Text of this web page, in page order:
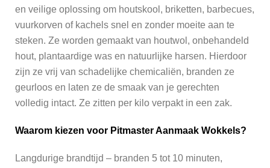
en veilige oplossing om houtskool, briketten, barbecues,
vuurkorven of kachels snel en zonder moeite aan te
steken. Ze worden gemaakt van houtwol, onbehandeld
hout, plantaardige was en natuurlijke harsen. Hierdoor
zijn ze vrij van schadelijke chemicaliën, branden ze
geurloos en laten ze de smaak van je gerechten
volledig intact. Ze zitten per kilo verpakt in een zak.
Waarom kiezen voor Pitmaster Aanmaak Wokkels?
Langdurige brandtijd – branden 5 tot 10 minuten,